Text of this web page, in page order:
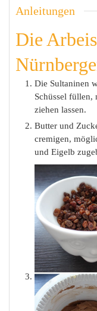
Anleitungen
Die
Die Sultaninen
Schüssel füllen,
ziehen lassen.
Butter und
cremigen,
und Eigelb